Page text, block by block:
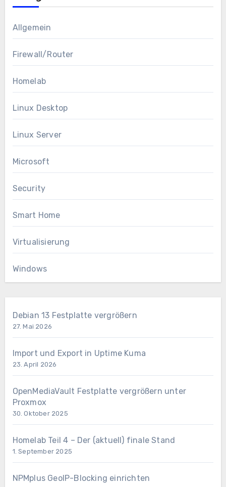
Allgemein
Firewall/Router
Homelab
Linux Desktop
Linux Server
Microsoft
Security
Smart Home
Virtualisierung
Windows
Debian 13 Festplatte vergrößern
27. Mai 2026
Import und Export in Uptime Kuma
23. April 2026
OpenMediaVault Festplatte vergrößern unter
Proxmox
30. Oktober 2025
Homelab Teil 4 – Der (aktuell) finale Stand
1. September 2025
NPMplus GeoIP-Blocking einrichten